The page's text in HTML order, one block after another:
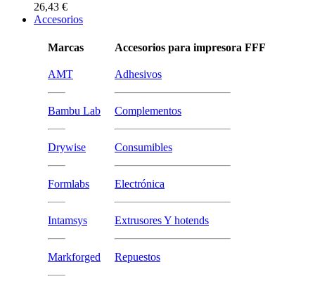
26,43 €
Accesorios
Marcas
AMT
Bambu Lab
Drywise
Formlabs
Intamsys
Markforged
Accesorios para impresora FFF
Adhesivos
Complementos
Consumibles
Electrónica
Extrusores Y hotends
Repuestos